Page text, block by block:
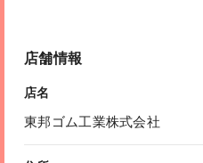
店舗情報
店名
東邦ゴム工業株式会社